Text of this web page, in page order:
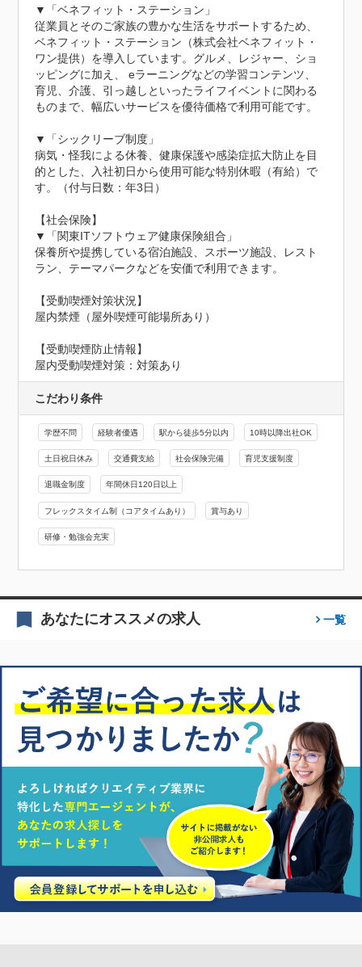
▼「ベネフィット・ステーション」
従業員とそのご家族の豊かな生活をサポートするため、
ベネフィット・ステーション（株式会社ベネフィット・
ワン提供）を導入しています。グルメ、レジャー、ショ
ッピングに加え、 eラーニングなどの学習コンテンツ、
育児、介護、引っ越しといったライフイベントに関わる
ものまで、幅広いサービスを優待価格で利用可能です。
▼「シックリーブ制度」
病気・怪我による休養、健康保護や感染症拡大防止を目
的とした、入社初日から使用可能な特別休暇（有給）で
す。（付与日数：年3日）
【社会保険】
▼「関東ITソフトウェア健康保険組合」
保養所や提携している宿泊施設、スポーツ施設、レスト
ラン、テーマパークなどを安価で利用できます。
【受動喫煙対策状況】
屋内禁煙（屋外喫煙可能場所あり）
【受動喫煙防止情報】
屋内受動喫煙対策：対策あり
こだわり条件
学歴不問 経験者優遇 駅から徒歩5分以内 10時以降出社OK
土日祝日休み 交通費支給 社会保険完備 育児支援制度
退職金制度 年間休日120日以上
フレックスタイム制（コアタイムあり） 賞与あり
研修・勉強会充実
あなたにオススメの求人 一覧